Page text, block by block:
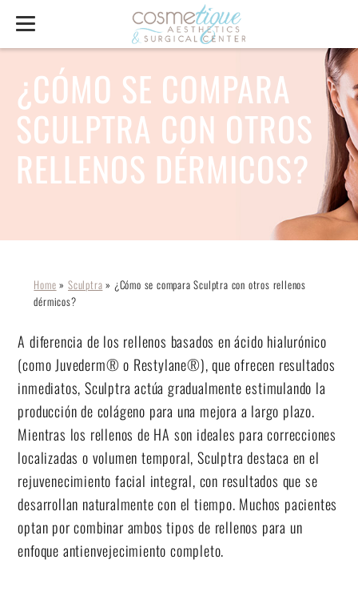
¿CÓMO SE COMPARA
SCULPTRA CON OTROS
RELLENOS DÉRMICOS?
Home » Sculptra » ¿Cómo se compara Sculptra con otros rellenos
dérmicos?
A diferencia de los rellenos basados en ácido hialurónico
(como Juvederm® o Restylane®), que ofrecen resultados
inmediatos, Sculptra actúa gradualmente estimulando la
producción de colágeno para una mejora a largo plazo.
Mientras los rellenos de HA son ideales para correcciones
localizadas o volumen temporal, Sculptra destaca en el
rejuvenecimiento facial integral, con resultados que se
desarrollan naturalmente con el tiempo. Muchos pacientes
optan por combinar ambos tipos de rellenos para un
enfoque antienvejecimiento completo.